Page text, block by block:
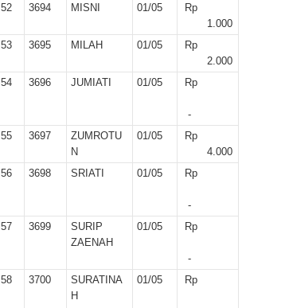
52
3694 MISNI 01/05
Rp
1.000
53
3695 MILAH 01/05
Rp
2.000
54
3696 JUMIATI 01/05 Rp
-
55
3697
ZUMROTU
N
01/05
Rp
4.000
56
3698 SRIATI 01/05 Rp
-
57
3699
SURIP
ZAENAH
01/05 Rp
-
58
3700
SURATINA
H
01/05 Rp